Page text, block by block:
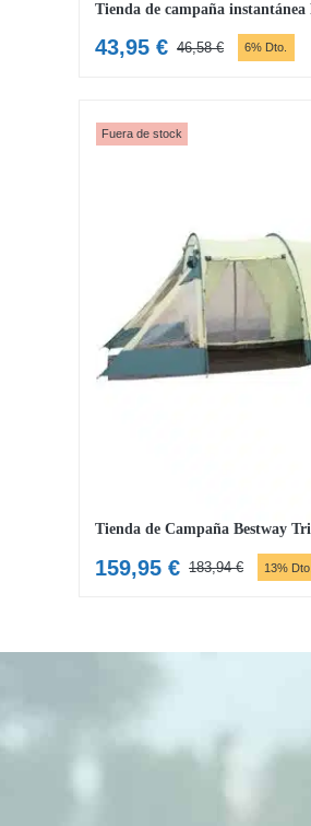
Tienda de campaña
46,58€El
43,95 €
El6% Dto.
Fuera de stock
Tienda de Campaña Bestway
183,94€El
era:
159,95 €
El
es:
13% Dto.